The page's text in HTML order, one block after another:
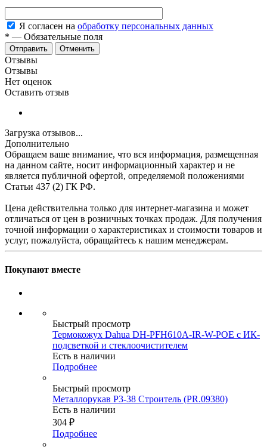
Я согласен на обработку персональных данных
* — Обязательные поля
Отменить
Отзывы
Отзывы
Нет оценок
Оставить отзыв
Загрузка отзывов...
Дополнительно
Обращаем ваше внимание, что вся информация, размещенная
на данном сайте, носит информационный характер и не
является публичной офертой, определяемой положениями
Статьи 437 (2) ГК РФ.
Цена действительна только для интернет-магазина и может
отличаться от цен в розничных точках продаж. Для получения
точной информации о характеристиках и стоимости товаров и
услуг, пожалуйста, обращайтесь к нашим менеджерам.
Покупают вместе
Быстрый просмотр
Термокожух Dahua DH-PFH610A-IR-W-POE с ИК-
подсветкой и стеклоочистителем
Есть в наличии
Подробнее
Быстрый просмотр
Металлорукав Р3-38 Строитель (PR.09380)
Есть в наличии
304 ₽
Подробнее